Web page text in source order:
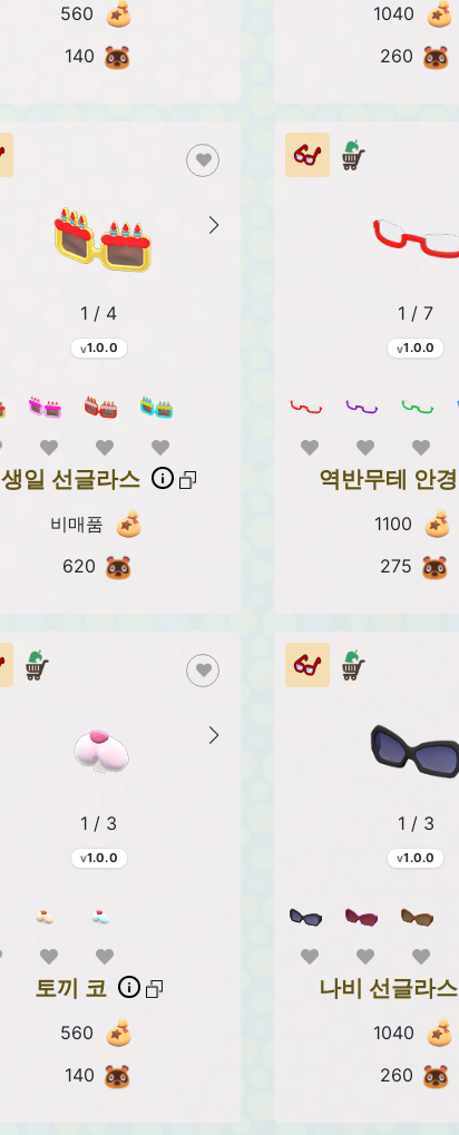
560
140
1040
260
1 / 4
1.0.0
생일 선글라스
비매품
620
1 / 7
1.0.0
역반무테 안경
1100
275
1 / 3
1.0.0
토끼 코
560
140
1 / 3
1.0.0
나비 선글라스
1040
260